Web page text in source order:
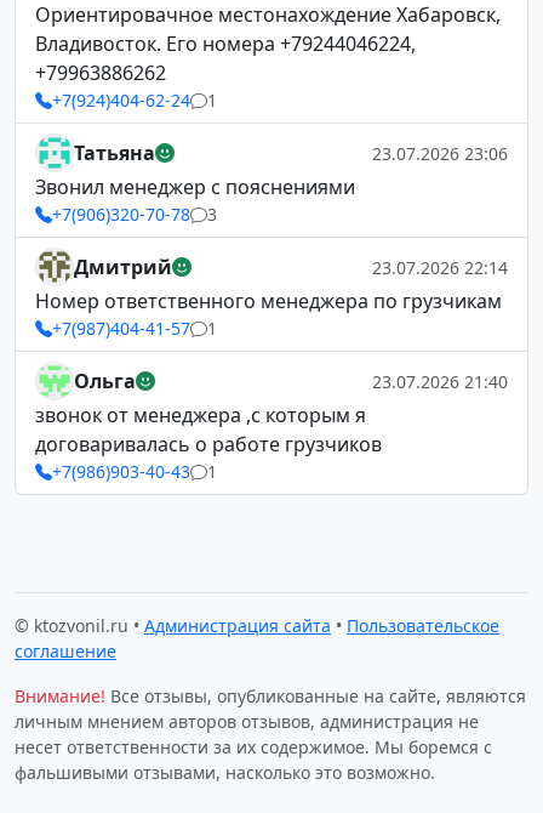
Ориентировачное местонахождение Хабаровск,
Владивосток. Его номера +79244046224,
+79963886262
+7(924)404-62-24 1
Татьяна 23.07.2026 23:06
Звонил менеджер с пояснениями
+7(906)320-70-78 3
Дмитрий 23.07.2026 22:14
Номер ответственного менеджера по грузчикам
+7(987)404-41-57 1
Ольга 23.07.2026 21:40
звонок от менеджера ,с которым я
договаривалась о работе грузчиков
+7(986)903-40-43 1
© ktozvonil.ru • Администрация сайта • Пользовательское
соглашение
Внимание! Все отзывы, опубликованные на сайте, являются
личным мнением авторов отзывов, администрация не
несет ответственности за их содержимое. Мы боремся с
фальшивыми отзывами, насколько это возможно.